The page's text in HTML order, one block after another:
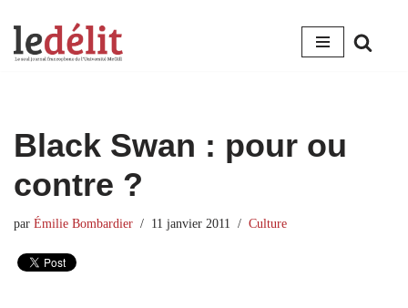
Aller
Black Swan : pour ou
contre ?
par Émilie Bombardier 11 janvier 2011 Culture